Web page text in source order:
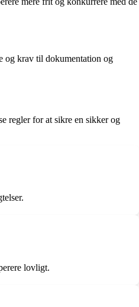
og krav til dokumentation og
regler for at sikre en sikker og
lovligt.